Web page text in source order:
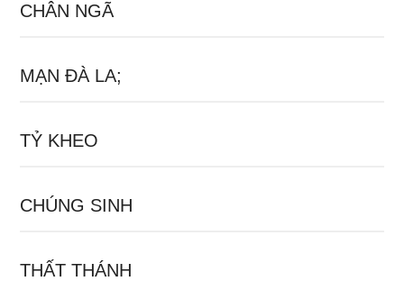
CHÂN NGÃ
MẠN ĐÀ LA;
TỶ KHEO
CHÚNG SINH
THẤT THÁNH